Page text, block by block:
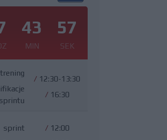
43
MIN
56
SEK
/ 12:30-13:30
/ 16:30
sprint
/ 12:00